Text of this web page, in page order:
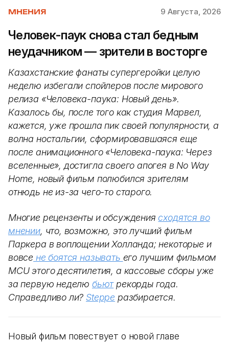
МНЕНИЯ 9 Августа, 2026
Человек-паук снова стал бедным
неудачником — зрители в восторге
Казахстанские фанаты супергеройки целую
неделю избегали спойлеров после мирового
релиза «Человека-паука: Новый день».
Казалось бы, после того как студия Марвел,
кажется, уже прошла пик своей популярности, а
волна ностальгии, сформировавшаяся еще
после анимационного «Человека-паука: Через
вселенные», достигла своего апогея в No Way
Home, новый фильм полюбился зрителям
отнюдь не из-за чего-то старого.
Многие рецензенты и обсуждениясходятся во
мнении, что, возможно, это лучший фильм
Паркера в воплощении Холланда; некоторые и
вовсе не боятся называть его лучшим фильмом
MCU этого десятилетия, а кассовые сборы уже
за первую неделю бьютрекорды года.
Справедливо ли? Steppe разбирается.
Новый фильм повествует о новой главе